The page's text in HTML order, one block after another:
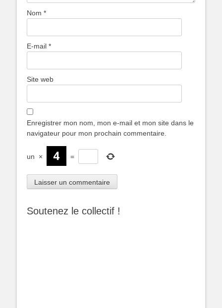
Nom *
E-mail *
Site web
Enregistrer mon nom, mon e-mail et mon site dans le
navigateur pour mon prochain commentaire.
un × =
Soutenez le collectif !